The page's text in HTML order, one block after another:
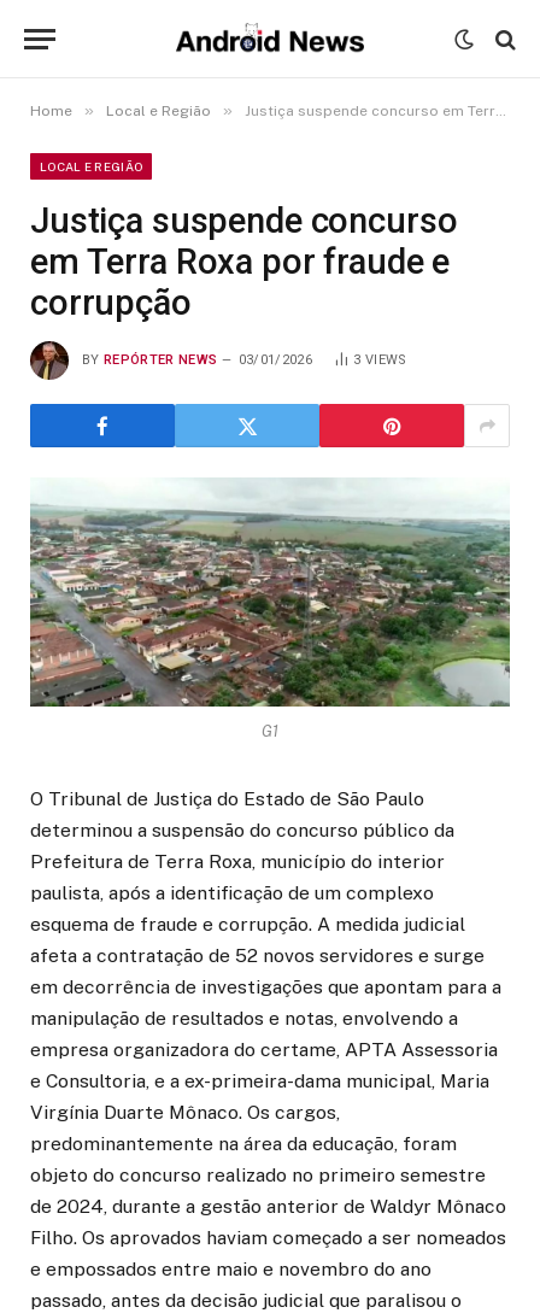
Home » Local e Região » Justiça suspende concurso em Terra Roxa por fraude e corrupção
LOCAL E REGIÃO
Justiça suspende concurso
em Terra Roxa por fraude e
corrupção
BY REPÓRTER NEWS 03/01/2026 3 VIEWS
G1
O Tribunal de Justiça do Estado de São Paulo
determinou a suspensão do concurso público da
Prefeitura de Terra Roxa, município do interior
paulista, após a identificação de um complexo
esquema de fraude e corrupção. A medida judicial
afeta a contratação de 52 novos servidores e surge
em decorrência de investigações que apontam para a
manipulação de resultados e notas, envolvendo a
empresa organizadora do certame, APTA Assessoria
e Consultoria, e a ex-primeira-dama municipal, Maria
Virgínia Duarte Mônaco. Os cargos,
predominantemente na área da educação, foram
objeto do concurso realizado no primeiro semestre
de 2024, durante a gestão anterior de Waldyr Mônaco
Filho. Os aprovados haviam começado a ser nomeados
e empossados entre maio e novembro do ano
passado, antes da decisão judicial que paralisou o